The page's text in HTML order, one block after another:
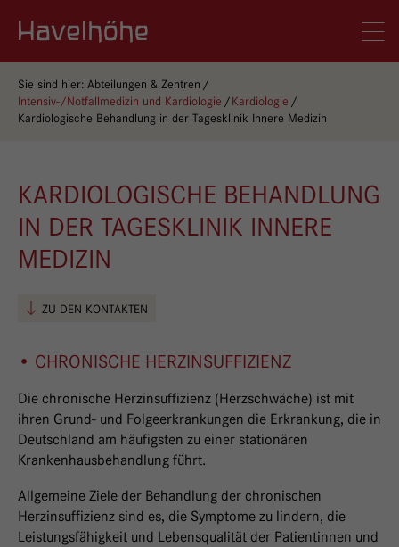
Sie sind hier: Abteilungen & Zentren
Intensiv-/Notfallmedizin und Kardiologie
Kardiologie
Kardiologische Behandlung in der Tagesklinik Innere Medizin
KARDIOLOGISCHE BEHANDLUNG
IN DER TAGESKLINIK INNERE
MEDIZIN
ZU DEN KONTAKTEN
• CHRONISCHE HERZINSUFFIZIENZ
Die chronische Herzinsuffizienz (Herzschwäche) ist mit
ihren Grund- und Folgeerkrankungen die Erkrankung, die in
Deutschland am häufigsten zu einer stationären
Krankenhausbehandlung führt.
Allgemeine Ziele der Behandlung der chronischen
Herzinsuffizienz sind es, die Symptome zu lindern, die
Leistungsfähigkeit und Lebensqualität der Patientinnen und